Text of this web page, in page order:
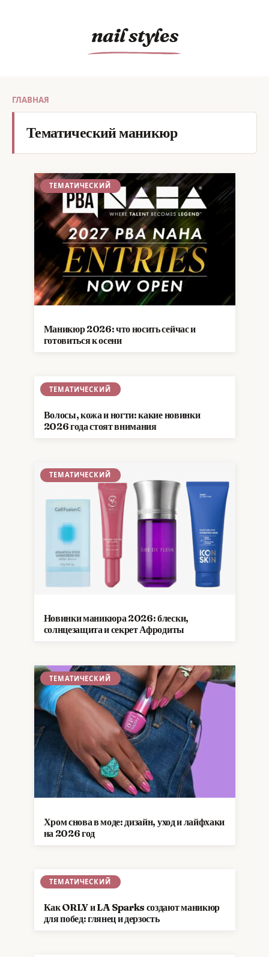
nail styles
ГЛАВНАЯ
Тематический маникюр
ТЕМАТИЧЕСКИЙ
Маникюр 2026: что носить сейчас и
готовиться к осени
ТЕМАТИЧЕСКИЙ
Волосы, кожа и ногти: какие новинки
2026 года стоят внимания
ТЕМАТИЧЕСКИЙ
Новинки маникюра 2026: блески,
солнцезащита и секрет Афродиты
ТЕМАТИЧЕСКИЙ
Хром снова в моде: дизайн, уход и лайфхаки
на 2026 год
ТЕМАТИЧЕСКИЙ
Как ORLY и LA Sparks создают маникюр
для побед: глянец и дерзость